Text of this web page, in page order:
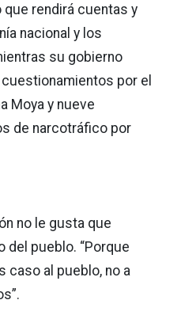
rendirá cuentas y
nacional y los
su gobierno
por el
Moya y nueve
de narcotráfico por
no le gusta que
del pueblo. “Porque
caso al pueblo, no a